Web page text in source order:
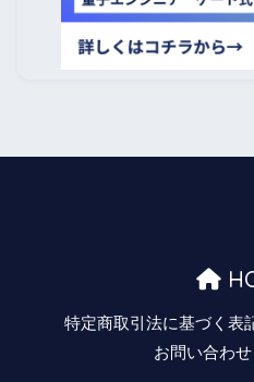
特定商取引法に基づく表
お問い合わせ